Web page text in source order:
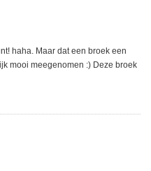
haha. Maar dat een broek een
mooi meegenomen :) Deze broek